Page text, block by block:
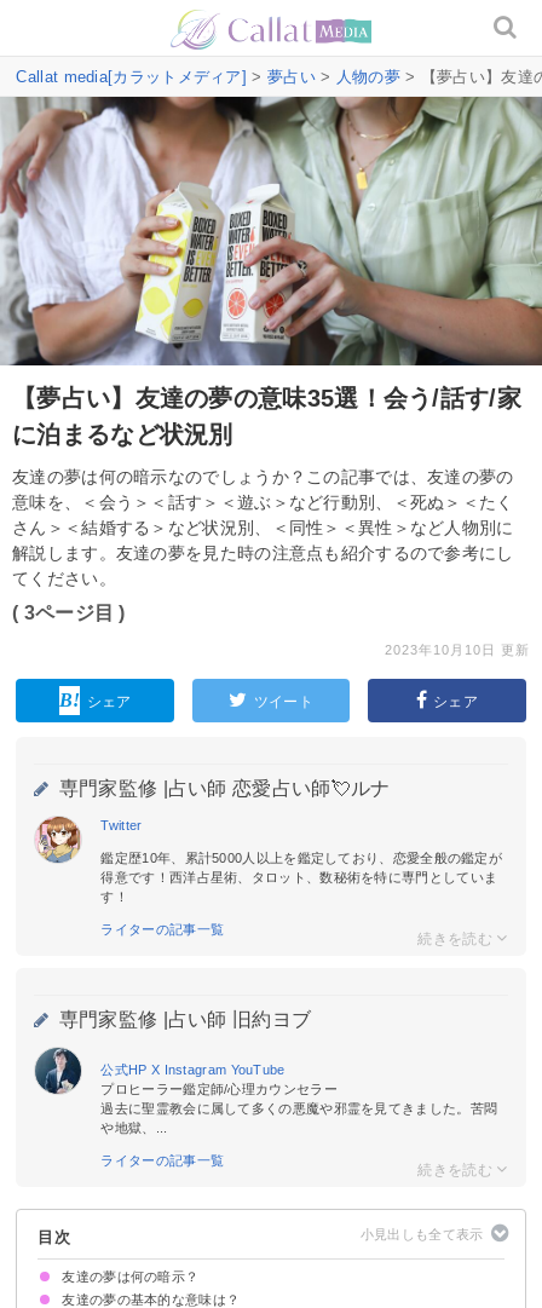
Callat media[カラットメディア] > 夢占い> 人物の夢> 【夢占い】友達
【夢占い】友達の夢の意味35選！会う/話す/家
に泊まるなど状況別
友達の夢は何の暗示なのでしょうか？この記事では、友達の夢の
意味を、＜会う＞＜話す＞＜遊ぶ＞など行動別、＜死ぬ＞＜たく
さん＞＜結婚する＞など状況別、＜同性＞＜異性＞など人物別に
解説します。友達の夢を見た時の注意点も紹介するので参考にし
てください。
( 3ページ目 )
2023年10月10日 更新
シェア ツイート シェア
専門家監修 | 占い師 恋愛占い師💘ルナ
Twitter
鑑定歴10年、累計5000人以上を鑑定しており、恋愛全般の鑑定が
得意です！西洋占星術、タロット、数秘術を特に専門としていま
す！
ライターの記事一覧
専門家監修 | 占い師 旧約ヨブ
公式HP X Instagram YouTube
プロヒーラー鑑定師/心理カウンセラー
過去に聖霊教会に属して多くの悪魔や邪霊を見てきました。苦悶
や地獄、...
ライターの記事一覧
目次
友達の夢は何の暗示？
友達の夢の基本的な意味は？